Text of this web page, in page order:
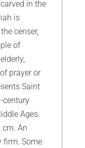
in the
is
censer,
of
prayer or
Saint
century
Ages.
cm. An
firm. Some